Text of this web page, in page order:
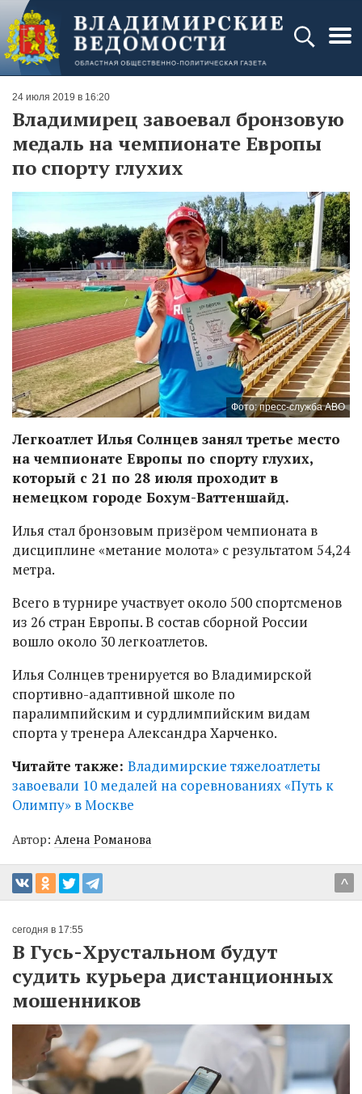
24 июля 2019 в 16:20
Владимирец завоевал бронзовую
медаль на чемпионате Европы
по спорту глухих
Фото: пресс-служба АВО
Легкоатлет Илья Солнцев занял третье место
на чемпионате Европы по спорту глухих,
который с 21 по 28 июля проходит в
немецком городе Бохум-Ваттеншайд.
Илья стал бронзовым призёром чемпионата в
дисциплине «метание молота» с результатом 54,24
метра.
Всего в турнире участвует около 500 спортсменов
из 26 стран Европы. В состав сборной России
вошло около 30 легкоатлетов.
Илья Солнцев тренируется во Владимирской
спортивно-адаптивной школе по
паралимпийским и сурдлимпийским видам
спорта у тренера Александра Харченко.
Читайте также: Владимирские тяжелоатлеты
завоевали 10 медалей на соревнованиях «Путь к
Олимпу» в Москве
Автор: Алена Романова
^
сегодня в 17:55
В Гусь-Хрустальном будут
судить курьера дистанционных
мошенников